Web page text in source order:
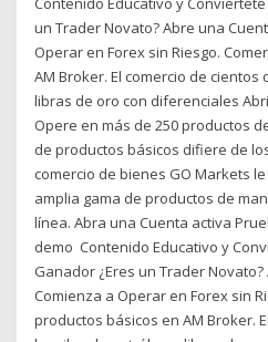
un Trader Novato? Abre una
Operar en Forex sin Riesgo.
AM Broker. El comercio de
libras de oro con diferenciales
Opere en más de 250 productos
de productos básicos difiere de
comercio de bienes GO Markets
amplia gama de productos de
línea. Abra una Cuenta activa
demo Contenido Educativo y
Ganador ¿Eres un Trader
Comienza a Operar en Forex sin
productos básicos en AM Broker.